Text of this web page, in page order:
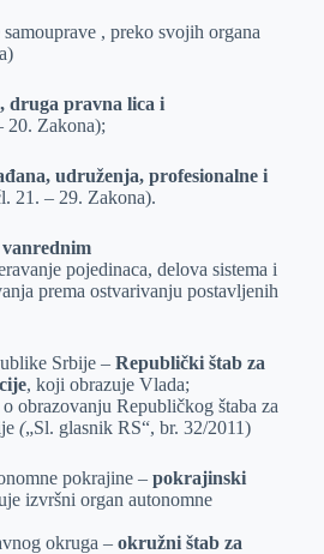
, preko svojih organa
druga pravna lica i
Zakona);
udruženja, profesionalne i
21. – 29. Zakona).
pojedinaca, delova sistema i
prema ostvarivanju postavljenih
Srbije – Republički štab za
, koji obrazuje Vlada;
obrazovanju Republičkog štaba za
(„Sl. glasnik RS“, br. 32/2011)
pokrajine – pokrajinski
izvršni organ autonomne
okruga – okružni štab za